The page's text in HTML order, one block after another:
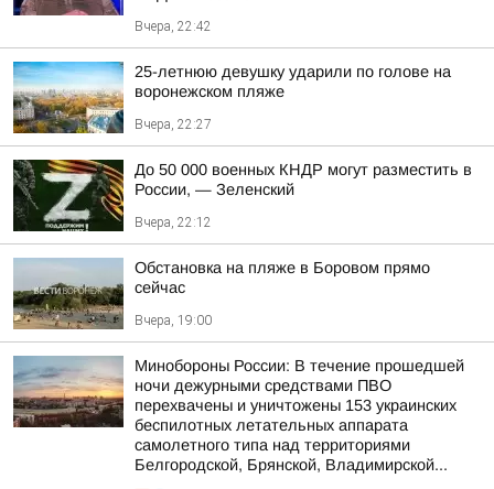
Вчера, 22:42
25-летнюю девушку ударили по голове на
воронежском пляже
Вчера, 22:27
До 50 000 военных КНДР могут разместить в
России, — Зеленский
Вчера, 22:12
Обстановка на пляже в Боровом прямо
сейчас
Вчера, 19:00
Минобороны России: В течение прошедшей
ночи дежурными средствами ПВО
перехвачены и уничтожены 153 украинских
беспилотных летательных аппарата
самолетного типа над территориями
Белгородской, Брянской, Владимирской...